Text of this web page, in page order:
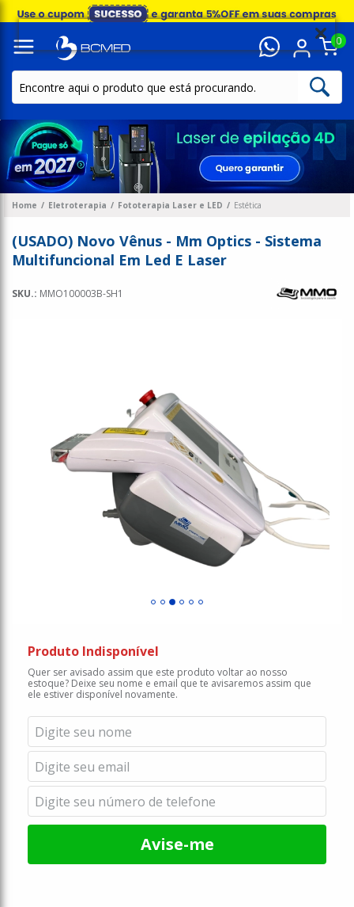
0
Home Eletroterapia Fototerapia Laser e LED Estética
(USADO) Novo Vênus - Mm Optics - Sistema
Multifuncional Em Led E Laser
SKU.: MMO100003B-SH1
Produto Indisponível
Quer ser avisado assim que este produto voltar ao nosso
estoque? Deixe seu nome e email que te avisaremos assim que
ele estiver disponível novamente.
Avise-me